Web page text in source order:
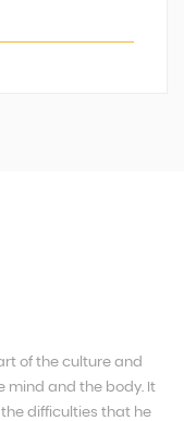
of the culture and
mind and the body. It
difficulties that he